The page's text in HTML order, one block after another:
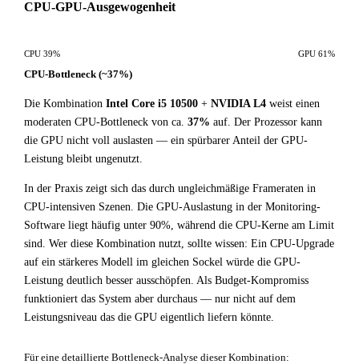
CPU-GPU-Ausgewogenheit
CPU 39% GPU 61%
CPU-Bottleneck (~37%)
Die Kombination Intel Core i5 10500 + NVIDIA L4 weist einen
moderaten CPU-Bottleneck von ca. 37% auf. Der Prozessor kann
die GPU nicht voll auslasten — ein spürbarer Anteil der GPU-
Leistung bleibt ungenutzt.
In der Praxis zeigt sich das durch ungleichmäßige Frameraten in
CPU-intensiven Szenen. Die GPU-Auslastung in der Monitoring-
Software liegt häufig unter 90%, während die CPU-Kerne am Limit
sind. Wer diese Kombination nutzt, sollte wissen: Ein CPU-Upgrade
auf ein stärkeres Modell im gleichen Sockel würde die GPU-
Leistung deutlich besser ausschöpfen. Als Budget-Kompromiss
funktioniert das System aber durchaus — nur nicht auf dem
Leistungsniveau das die GPU eigentlich liefern könnte.
Für eine detaillierte Bottleneck-Analyse dieser Kombination: